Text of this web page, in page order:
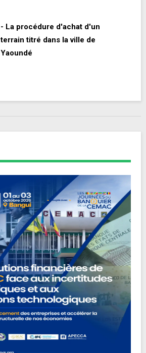
- La procédure d'achat d'un
terrain titré dans la ville de
Yaoundé